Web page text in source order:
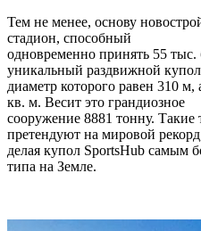
Тем не менее, основу
стадион, способный
одновременно принять 55
уникальный раздвижной
диаметр которого равен 310
кв. м. Весит это грандиозное
сооружение 8881 тонну.
претендуют на мировой
делая купол SportsHub самым
типа на Земле.